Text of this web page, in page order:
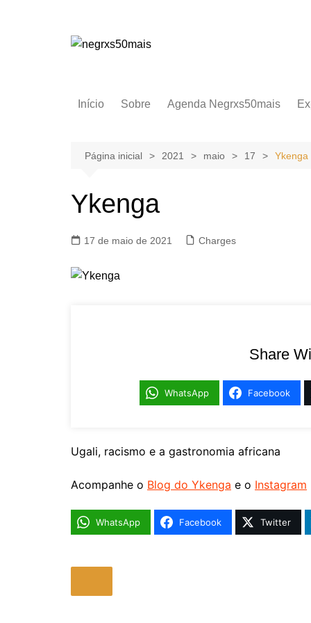
Início Sobre Agenda Negrxs50mais
Página inicial 2021 maio 17 Ykenga
Ykenga
17 de maio de 2021 Charges
Share
WhatsApp Facebook
Ugali, racismo e a gastronomia africana
Acompanhe o Blog do Ykenga e o Instagram
WhatsApp Facebook Twitter